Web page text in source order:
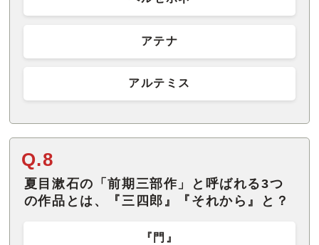
アテナ
アルテミス
Q.8
夏目漱石の「前期三部作」と呼ばれる3つ
の作品とは、『三四郎』『それから』と？
『門』